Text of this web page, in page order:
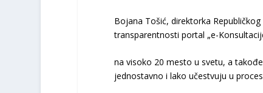
Bojana Tošić, direktorka
transparentnosti portal „e-
na visoko 20 mesto u svetu, a
jednostavno i lako učestvuju u